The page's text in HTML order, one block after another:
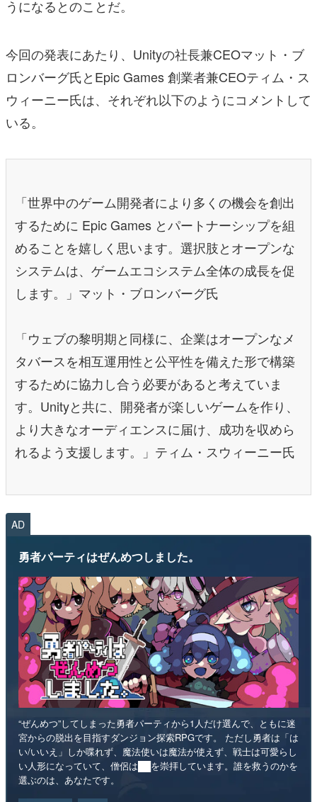
うになるとのことだ。
今回の発表にあたり、Unityの社長兼CEOマット・ブ
ロンバーグ氏とEpic Games 創業者兼CEOティム・ス
ウィーニー氏は、それぞれ以下のようにコメントして
いる。
「世界中のゲーム開発者により多くの機会を創出
するために Epic Games とパートナーシップを組
めることを嬉しく思います。選択肢とオープンな
システムは、ゲームエコシステム全体の成長を促
します。」マット・ブロンバーグ氏
「ウェブの黎明期と同様に、企業はオープンなメ
タバースを相互運用性と公平性を備えた形で構築
するために協力し合う必要があると考えていま
す。Unityと共に、開発者が楽しいゲームを作り、
より大きなオーディエンスに届け、成功を収めら
れるよう支援します。」ティム・スウィーニー氏
AD
勇者パーティはぜんめつしました。
“ぜんめつ”してしまった勇者パーティから1人だけ選んで、ともに迷
宮からの脱出を目指すダンジョン探索RPGです。 ただし勇者は「は
い/いいえ」しか喋れず、魔法使いは魔法が使えず、戦士は可愛らし
い人形になっていて、僧侶は██を崇拝しています。誰を救うのかを
選ぶのは、あなたです。